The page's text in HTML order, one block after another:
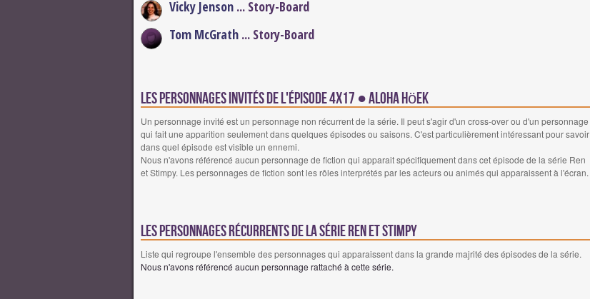
Vicky Jenson ... Story-Board
Tom McGrath ... Story-Board
Les personnages invités de l'épisode 4x17 ● Aloha Höek
Un personnage invité est un personnage non récurrent de la série. Il peut s'agir d'un cross-over ou d'un personnage
qui fait une apparition seulement dans quelques épisodes ou saisons. C'est particulièrement intéressant pour savoir
dans quel épisode est visible un ennemi.
Nous n'avons référencé aucun personnage de fiction qui apparait spécifiquement dans cet épisode de la série Ren
et Stimpy. Les personnages de fiction sont les rôles interprétés par les acteurs ou animés qui apparaissent à l'écran.
Les personnages récurrents de la série Ren et Stimpy
Liste qui regroupe l'ensemble des personnages qui apparaissent dans la grande majrité des épisodes de la série.
Nous n'avons référencé aucun personnage rattaché à cette série.